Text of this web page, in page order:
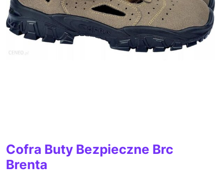
Cofra Buty Bezpieczne Brc
Brenta